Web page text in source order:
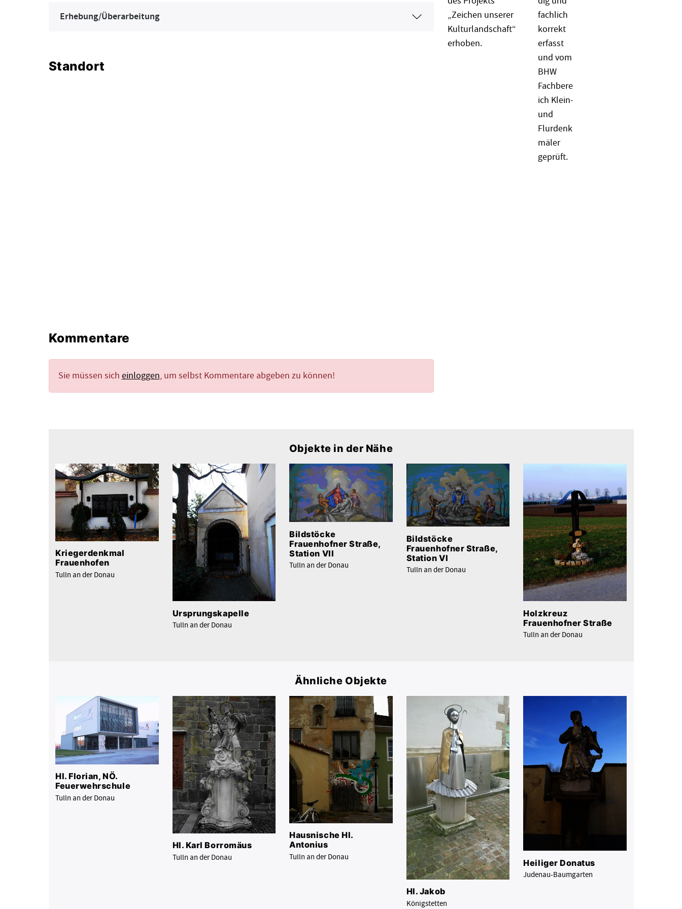
Erhebung/Überarbeitung
Standort
Kommentare
Sie müssen sich einloggen, um selbst Kommentare abgeben zu können!
Objekte in der Nähe
Kriegerdenkmal
Frauenhofen
Tulln an der Donau
Ursprungskapelle
Tulln an der Donau
Bildstöcke
Frauenhofner Straße,
Station VII
Tulln an der Donau
Bildstöcke
Frauenhofner Straße,
Station VI
Tulln an der Donau
Holzkreuz
Frauenhofner Straße
Tulln an der Donau
Ähnliche Objekte
Hl. Florian, NÖ.
Feuerwehrschule
Tulln an der Donau
Hl. Karl Borromäus
Tulln an der Donau
Hausnische Hl.
Antonius
Tulln an der Donau
Hl. Jakob
Königstetten
Heiliger Donatus
Judenau-Baumgarten